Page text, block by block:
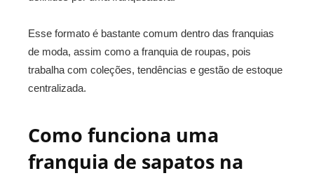
Esse formato é bastante comum dentro das franquias
de moda, assim como a franquia de roupas, pois
trabalha com coleções, tendências e gestão de estoque
centralizada.
Como funciona uma
franquia de sapatos na